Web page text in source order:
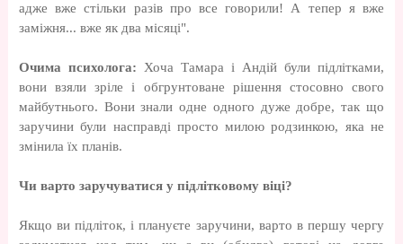
адже вже стільки разів про все говорили! А тепер я вже
заміжня... вже як два місяці".
Очима психолога: Хоча Тамара і Андій були підлітками,
вони взяли зріле і обгрунтоване рішення стосовно свого
майбутнього. Вони знали одне одного дуже добре, так що
заручини були насправді просто милою родзинкою, яка не
змінила їх планів.
Чи варто заручуватися у підлітковому віці?
Якщо ви підліток, і плануєте заручини, варто в першу чергу